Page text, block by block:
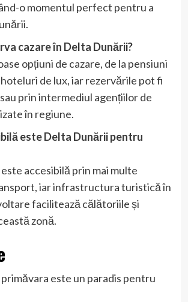
o momentul perfect pentru a
cazare în Delta Dunării?
opțiuni de cazare, de la pensiuni
de lux, iar rezervările pot fi
prin intermediul agențiilor de
în regiune.
este Delta Dunării pentru
accesibilă prin mai multe
iar infrastructura turistică în
facilitează călătoriile și
zonă.
este un paradis pentru